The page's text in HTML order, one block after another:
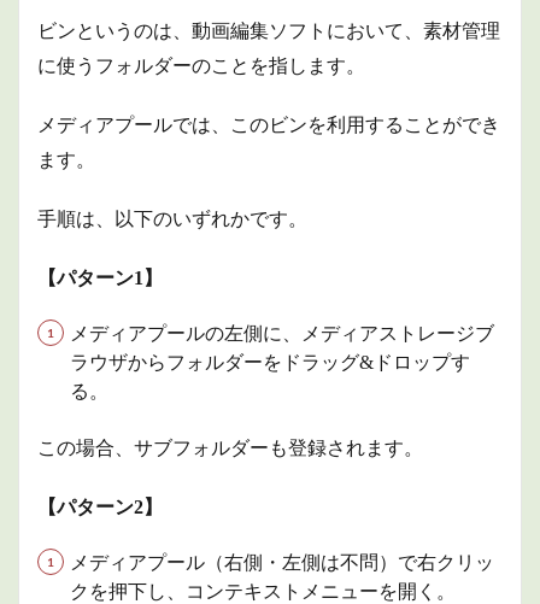
ビンというのは、動画編集ソフトにおいて、素材管理
に使うフォルダーのことを指します。
メディアプールでは、このビンを利用することができ
ます。
手順は、以下のいずれかです。
【パターン1】
メディアプールの左側に、メディアストレージブ
ラウザからフォルダーをドラッグ&ドロップす
る。
この場合、サブフォルダーも登録されます。
【パターン2】
メディアプール（右側・左側は不問）で右クリッ
クを押下し、コンテキストメニューを開く。